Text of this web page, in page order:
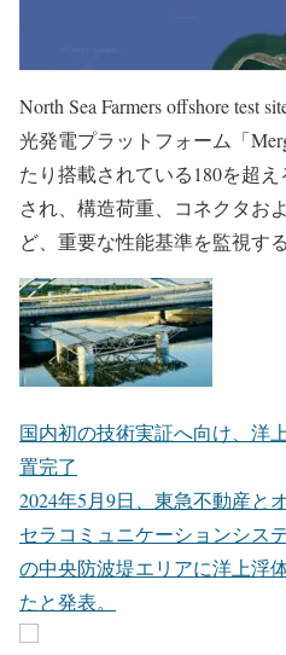
North Sea Farmers offshore test
光発電プラットフォーム「
たり搭載されている180を超
され、構造荷重、コネクタお
ど、重要な性能基準を監視す
国内初の技術実証へ向け、洋
置完了
2024年5月9日、東急不動産と
セラコミュニケーションシス
の中央防波堤エリアに洋上浮
たと発表。